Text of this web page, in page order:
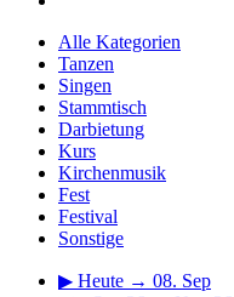
Alle Kategorien
Tanzen
Singen
Stammtisch
Darbietung
Kurs
Kirchenmusik
Fest
Festival
Sonstige
▶ Heute → 08. Sep